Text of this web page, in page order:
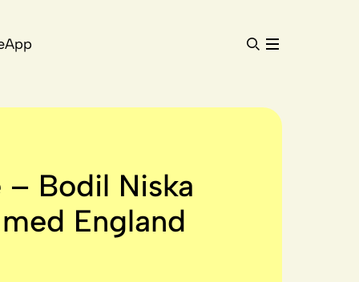
App
– Bodil Niska
England